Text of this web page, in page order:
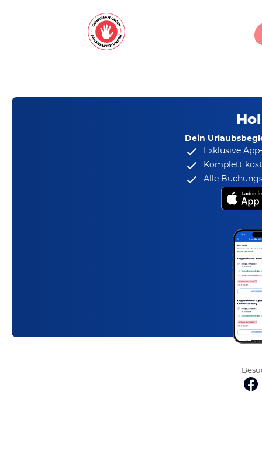
Dein
Exklusive
Komplett
Alle